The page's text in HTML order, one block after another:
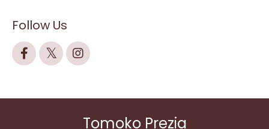
Follow Us
Tomoko Prezia